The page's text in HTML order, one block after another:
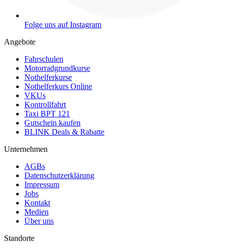
Folge uns auf Instagram
Angebote
Fahrschulen
Motorradgrundkurse
Nothelferkurse
Nothelferkurs Online
VKUs
Kontrollfahrt
Taxi BPT 121
Gutschein kaufen
BLINK Deals & Rabatte
Unternehmen
AGBs
Datenschutzerklärung
Impressum
Jobs
Kontakt
Medien
Über uns
Standorte